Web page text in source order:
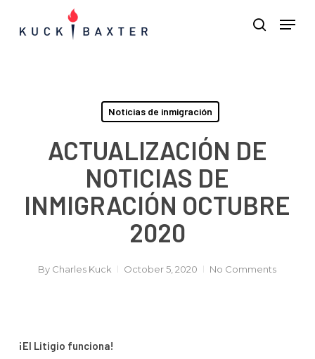
search
Menu
Noticias de inmigración
ACTUALIZACIÓN DE
NOTICIAS DE
INMIGRACIÓN OCTUBRE
2020
By Charles Kuck October 5, 2020 No Comments
¡El Litigio funciona!